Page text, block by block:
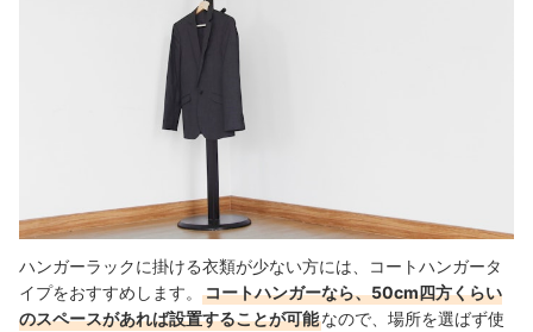
ハンガーラックに掛ける衣類が少ない方には、コートハンガータ
イプをおすすめします。
コートハンガーなら、50cm四方くらい
のスペースがあれば設置することが可能なので、場所を選ばず使